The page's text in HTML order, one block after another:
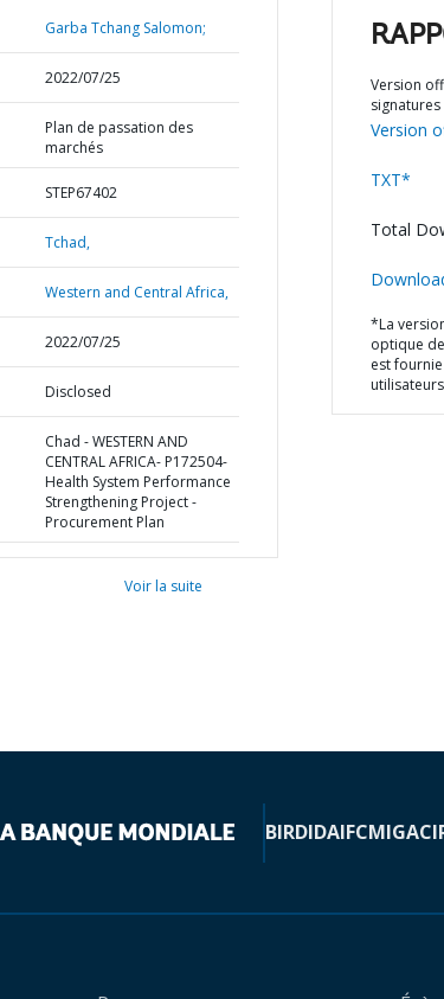
Garba Tchang Salomon;
2022/07/25
Plan de passation des
marchés
STEP67402
Tchad,
Western and Central Africa,
2022/07/25
Disclosed
Chad - WESTERN AND
CENTRAL AFRICA- P172504-
Health System Performance
Strengthening Project -
Procurement Plan
Voir la suite
Version
Version
TXT*
Total
*La
optique
est
BIRDIDAIFCMIGA